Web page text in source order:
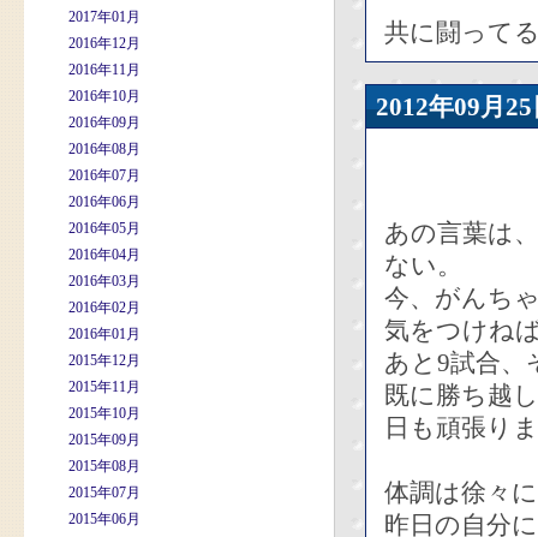
2017年01月
2016年12月
2016年11月
2016年10月
2016年09月
2016年08月
2016年07月
2016年06月
2016年05月
2016年04月
2016年03月
2016年02月
2016年01月
2015年12月
2015年11月
2015年10月
2015年09月
2015年08月
2015年07月
2015年06月
共に闘って
2012年09
あの言葉は
ない。
今、がんち
気をつけね
あと9試合、
既に勝ち越
日も頑張り
体調は徐々
昨日の自分